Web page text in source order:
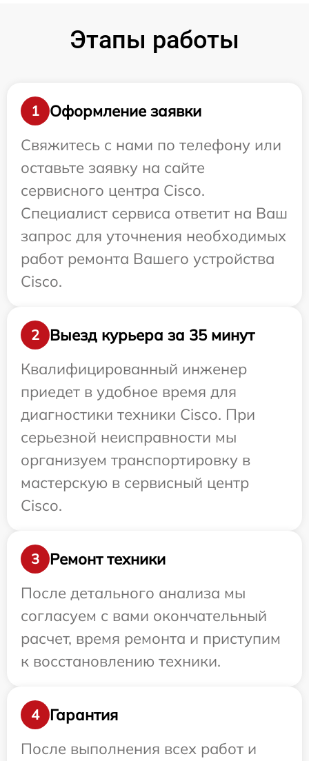
Этапы работы
1
Оформление заявки
Свяжитесь с нами по телефону или
оставьте заявку на сайте
сервисного центра Cisco.
Специалист сервиса ответит на Ваш
запрос для уточнения необходимых
работ ремонта Вашего устройства
Cisco.
2
Выезд курьера за 35 минут
Квалифицированный инженер
приедет в удобное время для
диагностики техники Cisco. При
серьезной неисправности мы
организуем транспортировку в
мастерскую в сервисный центр
Cisco.
3
Ремонт техники
После детального анализа мы
согласуем с вами окончательный
расчет, время ремонта и приступим
к восстановлению техники.
4
Гарантия
После выполнения всех работ и